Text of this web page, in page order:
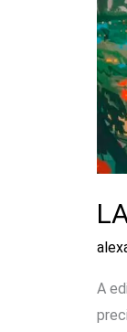
A